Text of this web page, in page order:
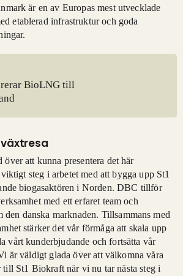
är en av Europas mest utvecklade
etablerad infrastruktur och goda
BioLNG till
över att kunna presentera det här
steg i arbetet med att bygga upp St1
biogasaktören i Norden. DBC tillför
med ett erfaret team och
den danska marknaden. Tillsammans med
stärker det vår förmåga att skala upp
vårt kunderbjudande och fortsätta vår
är väldigt glada över att välkomna våra
till St1 Biokraft när vi nu tar nästa steg i